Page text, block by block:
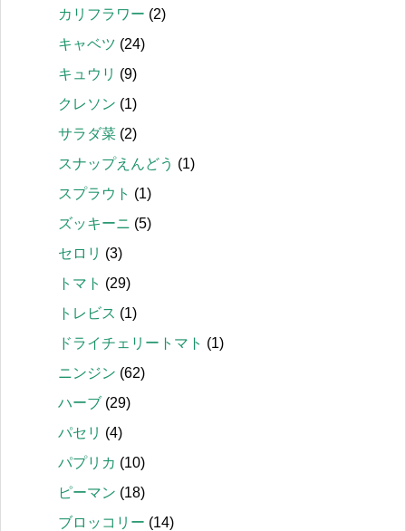
カリフラワー (2)
キャベツ (24)
キュウリ (9)
クレソン (1)
サラダ菜 (2)
スナップえんどう (1)
スプラウト (1)
ズッキーニ (5)
セロリ (3)
トマト (29)
トレビス (1)
ドライチェリートマト (1)
ニンジン (62)
ハーブ (29)
パセリ (4)
パプリカ (10)
ピーマン (18)
ブロッコリー (14)